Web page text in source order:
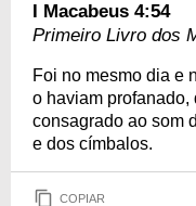
I Macabeus 4:54
Primeiro Livro dos
Foi no mesmo dia e
o haviam profanado,
consagrado ao som
e dos címbalos.
COPIAR